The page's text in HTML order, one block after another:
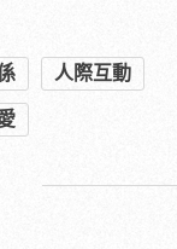
人際互動